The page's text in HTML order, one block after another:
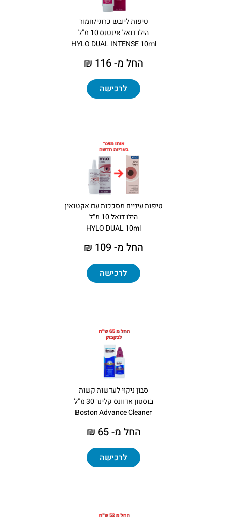
טיפות ליובש כרוני/חמור
הילו דואל אינטנס 10 מ"ל
HYLO DUAL INTENSE 10ml
החל מ- 116 ₪
לרכישה
טיפות עיניים מסככות עם אקטואין
הילו דואל 10 מ"ל
HYLO DUAL 10ml
החל מ- 109 ₪
לרכישה
סבון ניקוי לעדשות קשות
בוסטון אדוונס קלינר 30 מ"ל
Boston Advance Cleaner
החל מ- 65 ₪
לרכישה